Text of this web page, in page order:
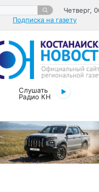
Четверг,
Подписка на газету
Слушать
Радио КН